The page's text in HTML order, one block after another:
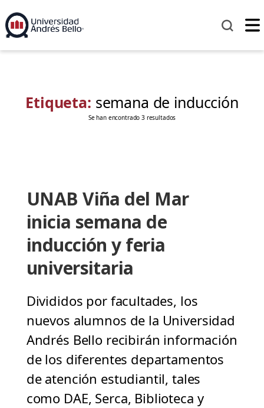
Etiqueta: semana de inducción
Se han encontrado 3 resultados
UNAB Viña del Mar
inicia semana de
inducción y feria
universitaria
Divididos por facultades, los
nuevos alumnos de la Universidad
Andrés Bello recibirán información
de los diferentes departamentos
de atención estudiantil, tales
como DAE, Serca, Biblioteca y